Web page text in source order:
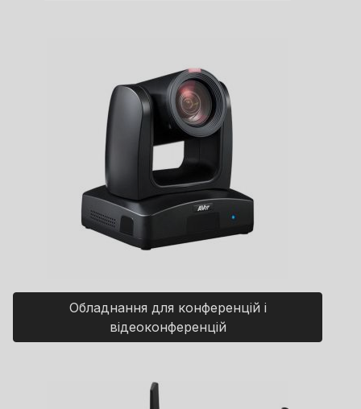
Обладнання для конференцій і
відеоконференцій